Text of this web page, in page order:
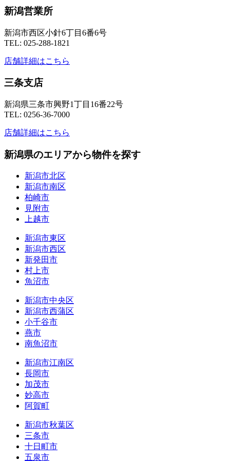
新潟営業所
新潟市西区小針6丁目6番6号
TEL: 025-288-1821
店舗詳細はこちら
三条支店
新潟県三条市興野1丁目16番22号
TEL: 0256-36-7000
店舗詳細はこちら
新潟県のエリアから物件を探す
新潟市北区
新潟市南区
柏崎市
見附市
上越市
新潟市東区
新潟市西区
新発田市
村上市
魚沼市
新潟市中央区
新潟市西蒲区
小千谷市
燕市
南魚沼市
新潟市江南区
長岡市
加茂市
妙高市
阿賀町
新潟市秋葉区
三条市
十日町市
五泉市